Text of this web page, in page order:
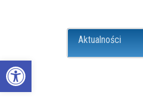
Open toolbar
Aktualności